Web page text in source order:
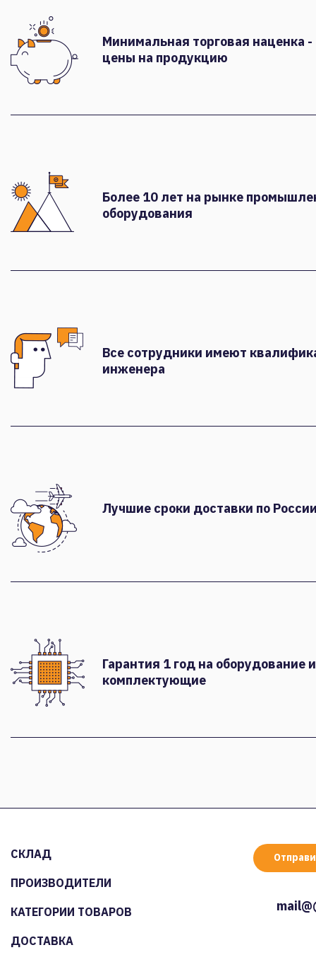
Минимальная торговая наценка
цены на продукцию
Более 10 лет на рынке
оборудования
Все сотрудники имеют
инженера
Лучшие сроки доставки по
Гарантия 1 год на оборудование и
комплектующие
СКЛАД
ПРОИЗВОДИТЕЛИ
КАТЕГОРИИ ТОВАРОВ
ДОСТАВКА